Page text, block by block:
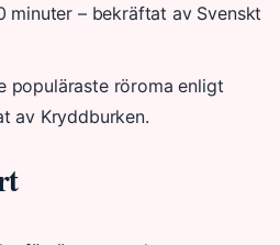
minuter – bekräftat av Svenskt
populäraste röroma enligt
av Kryddburken.